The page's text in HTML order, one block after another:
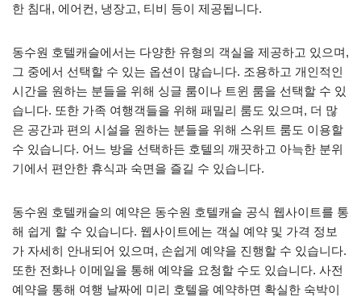
한 침대, 에어컨, 냉장고, 티비 등이 제공됩니다.
동수원 호텔캐슬에서는 다양한 유형의 객실을 제공하고 있으며,
그 중에서 선택할 수 있는 옵션이 많습니다. 조용하고 개인적인
시간을 원하는 분들을 위해 싱글 룸이나 트윈 룸을 선택할 수 있
습니다. 또한 가족 여행객들을 위해 패밀리 룸도 있으며, 더 많
은 공간과 편의 시설을 원하는 분들을 위해 스위트 룸도 이용할
수 있습니다. 어느 방을 선택하든 호텔의 깨끗하고 아늑한 분위
기에서 편안한 휴식과 숙면을 즐길 수 있습니다.
동수원 호텔캐슬의 예약은 동수원 호텔캐슬 공식 웹사이트를 통
해 쉽게 할 수 있습니다. 웹사이트에는 객실 예약 및 가격 정보
가 자세히 안내되어 있으며, 손쉽게 예약을 진행할 수 있습니다.
또한 전화나 이메일을 통해 예약을 요청할 수도 있습니다. 사전
예약을 통해 여행 날짜에 미리 호텔을 예약하면 확실한 숙박이